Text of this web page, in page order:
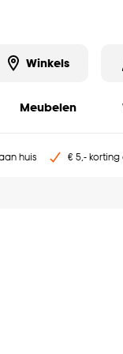
Winkels
Meubelen
huis € 5,-